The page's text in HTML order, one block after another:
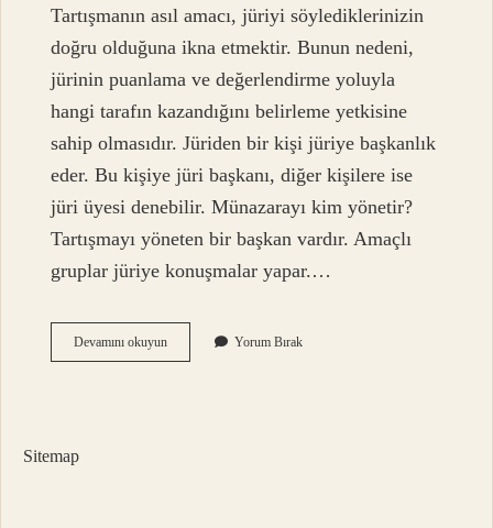
Tartışmanın asıl amacı, jüriyi söylediklerinizin
doğru olduğuna ikna etmektir. Bunun nedeni,
jürinin puanlama ve değerlendirme yoluyla
hangi tarafın kazandığını belirleme yetkisine
sahip olmasıdır. Jüriden bir kişi jüriye başkanlık
eder. Bu kişiye jüri başkanı, diğer kişilere ise
jüri üyesi denebilir. Münazarayı kim yönetir?
Tartışmayı yöneten bir başkan vardır. Amaçlı
gruplar jüriye konuşmalar yapar.…
Devamını okuyunMünazara
Başkanı
Yorum Bırak
Sitemap